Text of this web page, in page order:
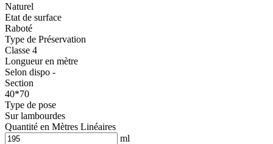
Naturel
Etat de surface
Raboté
Type de Préservation
Classe 4
Longueur en mètre
Selon dispo -
Section
40*70
Type de pose
Sur lambourdes
Quantité en Mètres Linéaires
ml